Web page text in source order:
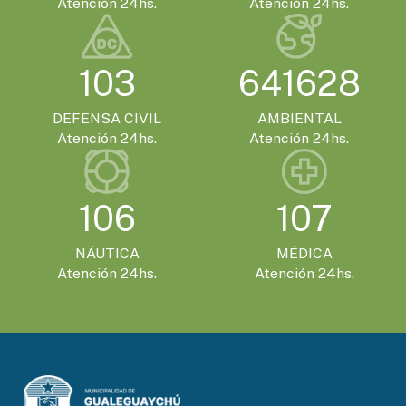
103
DEFENSA CIVIL
Atención 24hs.
641628
AMBIENTAL
Atención 24hs.
106
NÁUTICA
Atención 24hs.
107
MÉDICA
Atención 24hs.